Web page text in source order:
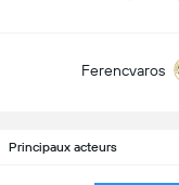
Ferencvaros
Principaux acteurs